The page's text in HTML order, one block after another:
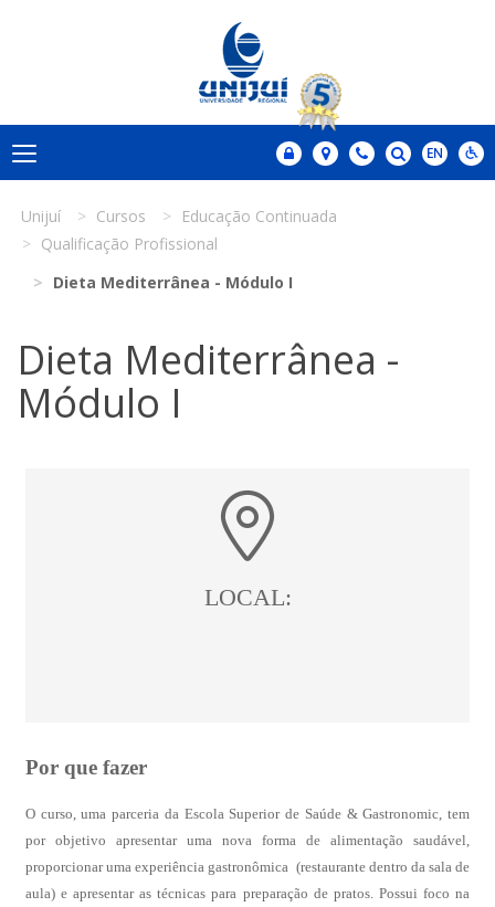
Unijuí Cursos
Educação Continuada
Qualificação Profissional
Dieta Mediterrânea - Módulo I
Dieta Mediterrânea -
Módulo I